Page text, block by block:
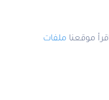
ملفات